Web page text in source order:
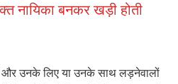
नायिका बनकर खड़ी होती
और उनके लिए या उनके साथ लड़नेवालों